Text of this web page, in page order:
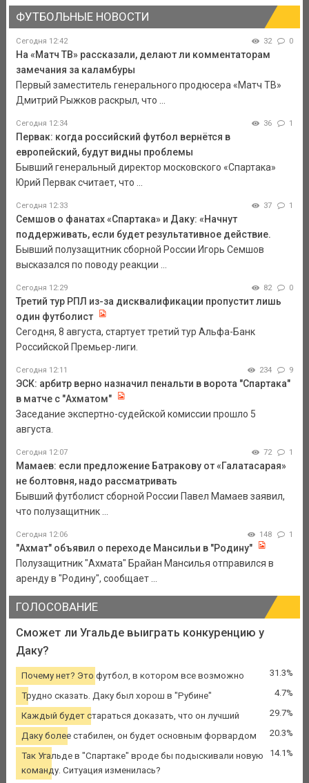
ФУТБОЛЬНЫЕ НОВОСТИ
Сегодня 12:42 32 0
На «Матч ТВ» рассказали, делают ли комментаторам
замечания за каламбуры
Первый заместитель генерального продюсера «Матч ТВ»
Дмитрий Рыжков раскрыл, что ...
Сегодня 12:34 36 1
Первак: когда российский футбол вернётся в
европейский, будут видны проблемы
Бывший генеральный директор московского «Спартака»
Юрий Первак считает, что ...
Сегодня 12:33 37 1
Семшов о фанатах «Спартака» и Даку: «Начнут
поддерживать, если будет результативное действие.
Бывший полузащитник сборной России Игорь Семшов
высказался по поводу реакции ...
Сегодня 12:29 82 0
Третий тур РПЛ из-за дисквалификации пропустит лишь
один футболист
Сегодня, 8 августа, стартует третий тур Альфа-Банк
Российской Премьер-лиги.
Сегодня 12:11 234 9
ЭСК: арбитр верно назначил пенальти в ворота "Спартака"
в матче с "Ахматом"
Заседание экспертно-судейской комиссии прошло 5
августа.
Сегодня 12:07 72 1
Мамаев: если предложение Батракову от «Галатасарая»
не болтовня, надо рассматривать
Бывший футболист сборной России Павел Мамаев заявил,
что полузащитник ...
Сегодня 12:06 148 1
"Ахмат" объявил о переходе Мансильи в "Родину"
Полузащитник "Ахмата" Брайан Мансилья отправился в
аренду в "Родину", сообщает ...
ГОЛОСОВАНИЕ
Сможет ли Угальде выиграть конкуренцию у
Даку?
Почему нет? Это футбол, в котором все возможно 31.3%
Трудно сказать. Даку был хорош в "Рубине" 4.7%
Каждый будет стараться доказать, что он лучший 29.7%
Даку более стабилен, он будет основным форвардом 20.3%
Так Угальде в "Спартаке" вроде бы подыскивали новую
команду. Ситуация изменилась?
14.1%